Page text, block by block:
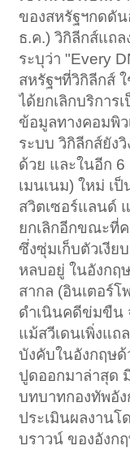
ของสหรัฐฯกดดั
ธ.ค.) วิกิลีกส์แถล
ระบุว่า "Every
สหรัฐฯที่วิกิลีกส์
ได้ยกเลิกบริการ
ข้อมูลทางคอมพิว
ระบบ วิกิลีกส์ยัง
ด้วย และในอีก
เมนเนม) ใหม่ เ
สวิตเซอร์แลนด์
ยกเลิกอีกขณะที่
ซึ่งซุ่มเก็บตัวเงีย
หลบอยู่ ในอังกฤ
สากล (อินเตอร์โ
ดำเนินคดีข่มขืน
แม้สวีเดนเพิ่งแ
บังคับในอังกฤษ
ปูดออกมาล่าสุด
บทบาทกองทัพอั
ประเมินผลงาน
บราวน์ ของอังก